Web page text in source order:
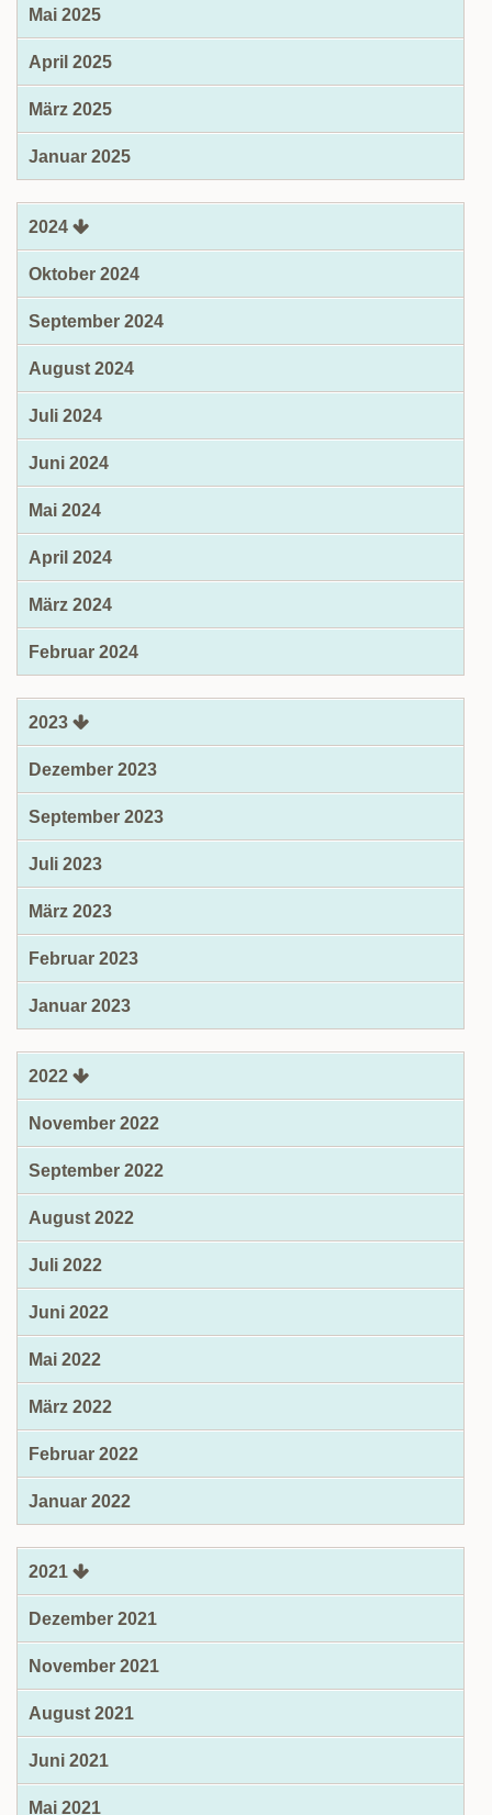
Mai 2025
April 2025
März 2025
Januar 2025
2024
Oktober 2024
September 2024
August 2024
Juli 2024
Juni 2024
Mai 2024
April 2024
März 2024
Februar 2024
2023
Dezember 2023
September 2023
Juli 2023
März 2023
Februar 2023
Januar 2023
2022
November 2022
September 2022
August 2022
Juli 2022
Juni 2022
Mai 2022
März 2022
Februar 2022
Januar 2022
2021
Dezember 2021
November 2021
August 2021
Juni 2021
Mai 2021